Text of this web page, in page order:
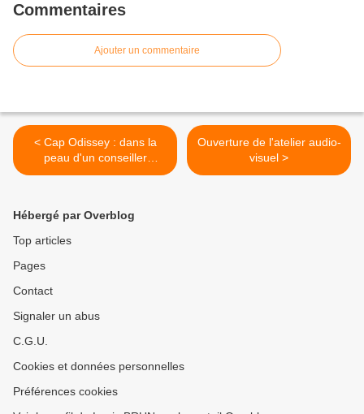
Commentaires
Ajouter un commentaire
< Cap Odissey : dans la
peau d'un conseiller
agricole
Ouverture de l'atelier audio-
visuel >
Hébergé par Overblog
Top articles
Pages
Contact
Signaler un abus
C.G.U.
Cookies et données personnelles
Préférences cookies